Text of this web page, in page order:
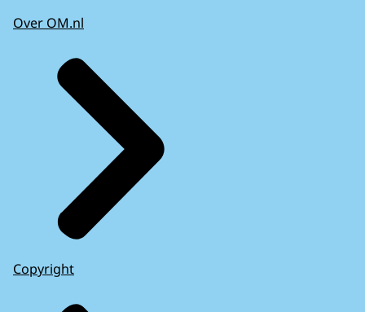
Over OM.nl
Copyright